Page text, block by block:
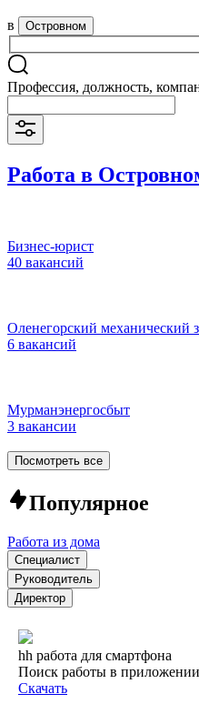
в Островном
Профессия, должность,
Работа в
Бизнес-юрист
40 вакансий
Оленегорский механический
6 вакансий
Мурманэнергосбыт
3 вакансии
Посмотреть все
Популярное
Работа из дома
Специалист
Руководитель
Директор
hh работа для смартфона
Поиск работы в
Скачать